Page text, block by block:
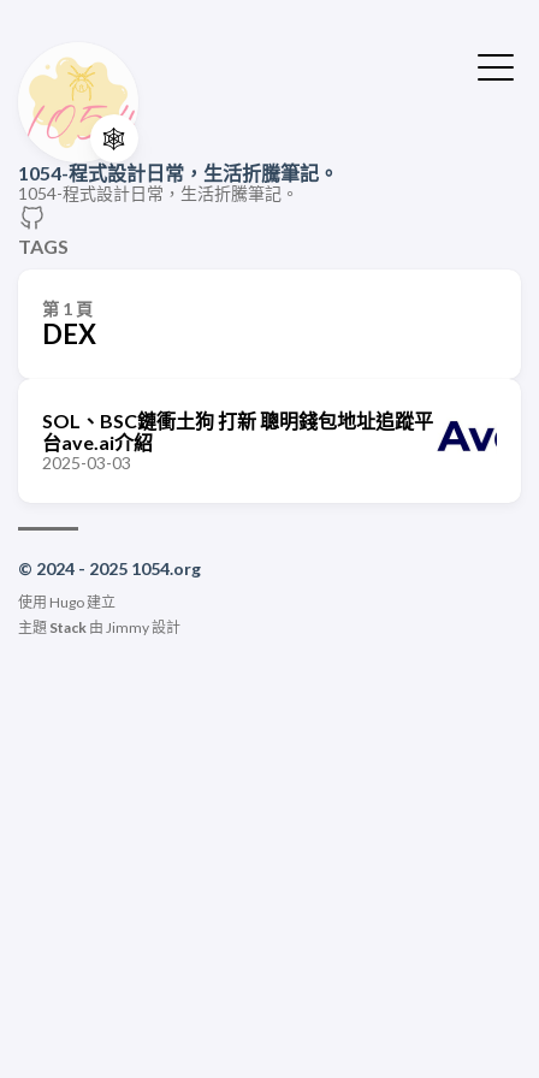
🕸️
1054-程式設計日常，生活折騰筆記。
1054-程式設計日常，生活折騰筆記。
TAGS
第 1 頁
DEX
SOL、BSC鏈衝土狗 打新 聰明錢包地址追蹤平
台ave.ai介紹
2025-03-03
© 2024 - 2025 1054.org
使用 Hugo建立
主題 Stack 由 Jimmy設計